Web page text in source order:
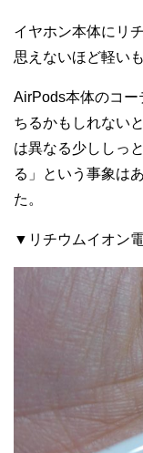
イヤホン本体にリ
思えないほど軽い
AirPods本体のコー
ちるかもしれない
は異なる少ししっ
る」という事象は
た。
▼リチウムイオン